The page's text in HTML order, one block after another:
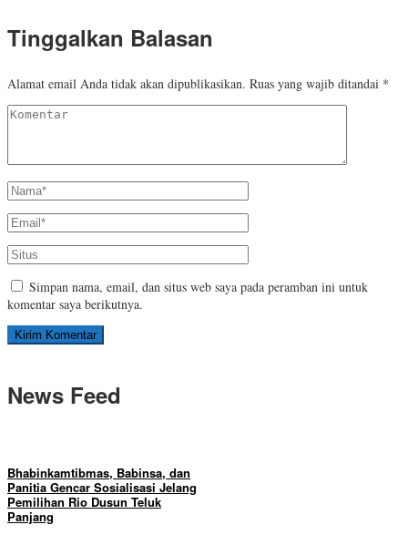
Tinggalkan Balasan
Alamat email Anda tidak akan dipublikasikan. Ruas yang wajib ditandai *
Simpan nama, email, dan situs web saya pada peramban ini untuk
komentar saya berikutnya.
News Feed
Bhabinkamtibmas, Babinsa, dan
Panitia Gencar Sosialisasi Jelang
Pemilihan Rio Dusun Teluk
Panjang